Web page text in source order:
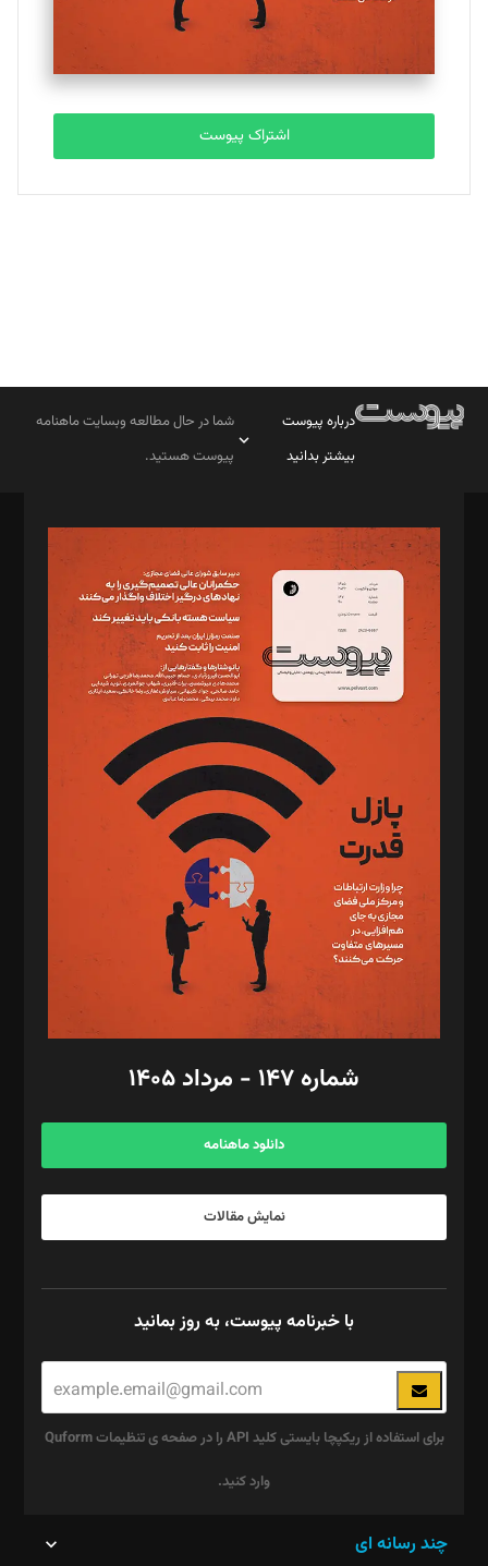
مصطفی مسجدی آرانی
تحریریه
بابک نقاش
تحریریه
اشتراک پیوست
درباره پیوست
بیشتر بدانید
شما در حال مطالعه وبسایت ماهنامه
پیوست هستید.
مدیر مسئول: محمدباقر اثنی‌عشری
سردبیر: مهرک محمودی
دبیر تحریریه: میثم قاسمی
د‌بیر ناداستان: سمانه سمیع
د‌بیر خدمت و تجارت: ابوالفضل رجبی
د‌بیر حقوق فناوری: حسام‌الدین ایپکچی
د‌بیر پیوست جهان: مینا پاکدل
د‌بیر تحریریه آنلاین: بابک نقاش
تحریریه‌: مجتبی محمود‌ی، آرش برهمند، یسنا امان‌پور، سروش کرمیان،
مصطفی مسجدی آرانی، ابوالفضل رجبی، زهرا فکرانه، فائزه فتحی
رستمی،مصطفی باستان
ویرایش: نگار استاد‌‌آقا
طراح یونیفرم: مجید توکلی
فیلمبرداری و عکاسی: امیر شفیعی، مانی لطفی زاده
گرافیک و صفحه‌آرایی: سید‌سبحان‌علی ثابت
مد‌یر توسعه تجاری: کامبیز برید‌
امور مالی: شاپور رهبری، محمد‌ کاظمی‌نیا
آگهی و مشترکین: ۰۹۱۹۹۹۹۰۴۵۴
شماره ۱۴۷ - مرداد ۱۴۰۵
دانلود ماهنامه
نمایش مقالات
با خبرنامه پیوست، به روز بمانید
برای استفاده از ریکپچا بایستی کلید API را در صفحه ی تنظیمات Quform
وارد کنید.
چند رسانه ای